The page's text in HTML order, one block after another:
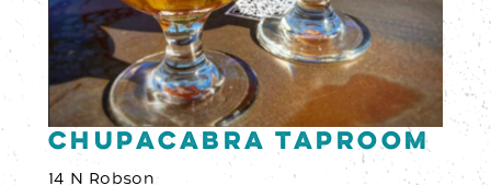
Chupacabra Taproom
14 N Robson